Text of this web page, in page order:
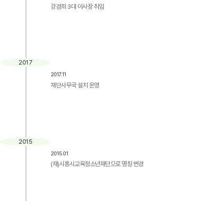
강경희 3대 이사장 취임
2017
2017.11
재단사무국 설치 운영
2015
2015.01
(재)시흥시교육청소년재단으로 명칭 변경